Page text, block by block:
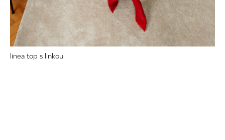
linea top s linkou